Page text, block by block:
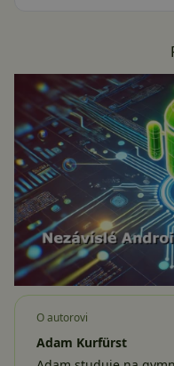
O autorovi
Adam Kurfürst